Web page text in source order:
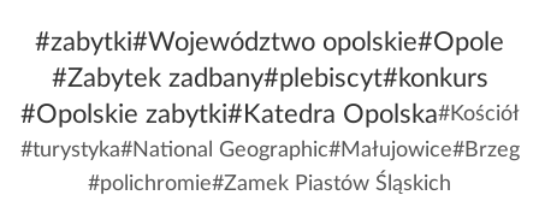
#zabytki#Województwo opolskie#Opole
#Zabytek zadbany#plebiscyt#konkurs
#Opolskie zabytki#Katedra Opolska#Kościół
#turystyka#National Geographic#Małujowice#Brzeg
#polichromie#Zamek Piastów Śląskich